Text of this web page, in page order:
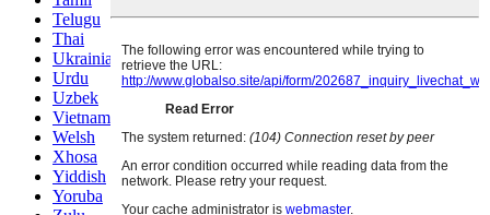
Telugu
Thai
Ukrainian
Urdu
Uzbek
Vietnamese
Welsh
Xhosa
Yiddish
Yoruba